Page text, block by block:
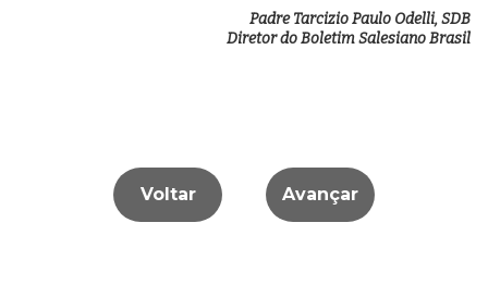
Padre Tarcizio Paulo Odelli, SDB
Diretor do Boletim Salesiano Brasil
Voltar Avançar